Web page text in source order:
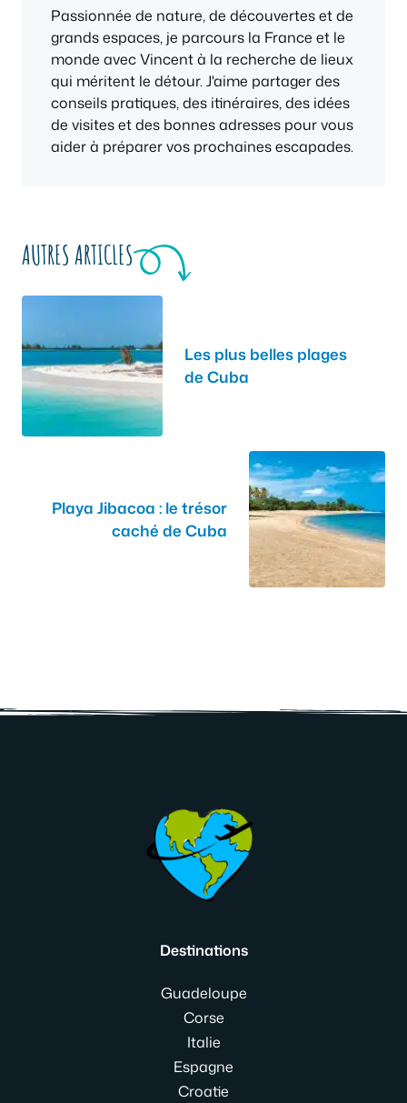
Passionnée de nature, de découvertes et de
grands espaces, je parcours la France et le
monde avec Vincent à la recherche de lieux
qui méritent le détour. J'aime partager des
conseils pratiques, des itinéraires, des idées
de visites et des bonnes adresses pour vous
aider à préparer vos prochaines escapades.
AUTRES ARTICLES
Les plus belles plages
de Cuba
Playa Jibacoa : le trésor
caché de Cuba
Destinations
Guadeloupe
Corse
Italie
Espagne
Croatie